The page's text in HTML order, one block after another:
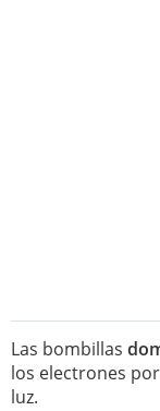
Las bombillas
los electrones
luz.